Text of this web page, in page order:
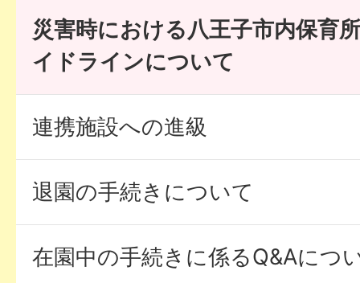
災害時における八王子市内保育
イドラインについて
連携施設への進級
退園の手続きについて
在園中の手続きに係るQ&Aにつ